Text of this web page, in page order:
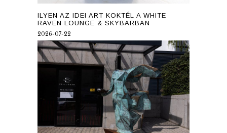
ILYEN AZ IDEI ART KOKTÉL A WHITE
RAVEN LOUNGE & SKYBARBAN
2026-07-22